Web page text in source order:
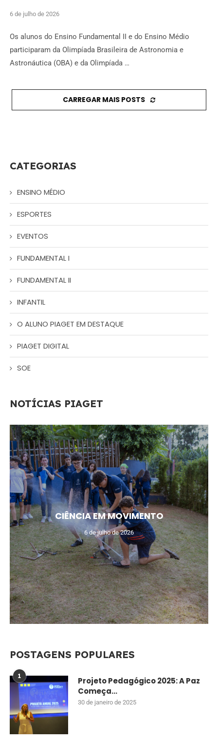
6 de julho de 2026
Os alunos do Ensino Fundamental II e do Ensino Médio
participaram da Olimpíada Brasileira de Astronomia e
Astronáutica (OBA) e da Olimpíada …
CARREGAR MAIS POSTS
CATEGORIAS
ENSINO MÉDIO
ESPORTES
EVENTOS
FUNDAMENTAL I
FUNDAMENTAL II
INFANTIL
O ALUNO PIAGET EM DESTAQUE
PIAGET DIGITAL
SOE
NOTÍCIAS PIAGET
CIÊNCIA EM MOVIMENTO
6 de julho de 2026
POSTAGENS POPULARES
1
Projeto Pedagógico 2025: A Paz
Começa...
30 de janeiro de 2025